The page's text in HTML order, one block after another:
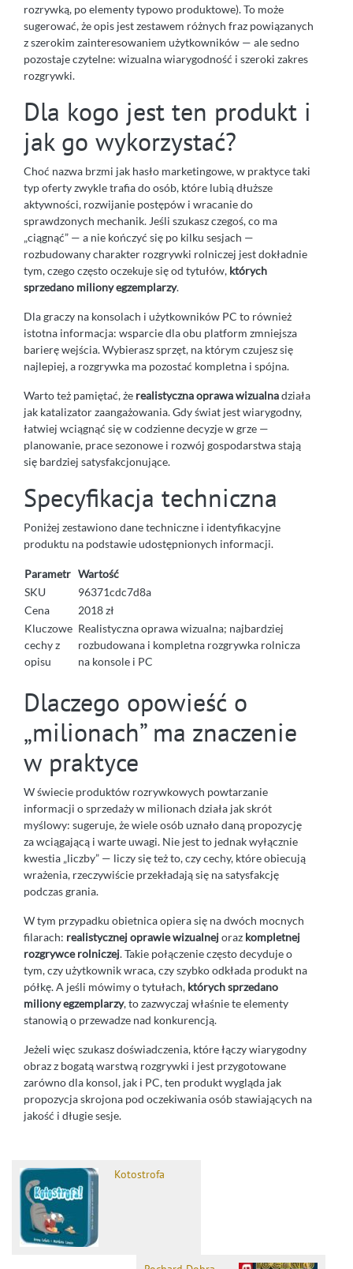
rozrywką, po elementy typowo produktowe). To może
sugerować, że opis jest zestawem różnych fraz powiązanych
z szerokim zainteresowaniem użytkowników — ale sedno
pozostaje czytelne: wizualna wiarygodność i szeroki zakres
rozgrywki.
Dla kogo jest ten produkt i
jak go wykorzystać?
Choć nazwa brzmi jak hasło marketingowe, w praktyce taki
typ oferty zwykle trafia do osób, które lubią dłuższe
aktywności, rozwijanie postępów i wracanie do
sprawdzonych mechanik. Jeśli szukasz czegoś, co ma
„ciągnąć” — a nie kończyć się po kilku sesjach —
rozbudowany charakter rozgrywki rolniczej jest dokładnie
tym, czego często oczekuje się od tytułów, których
sprzedano miliony egzemplarzy.
Dla graczy na konsolach i użytkowników PC to również
istotna informacja: wsparcie dla obu platform zmniejsza
barierę wejścia. Wybierasz sprzęt, na którym czujesz się
najlepiej, a rozgrywka ma pozostać kompletna i spójna.
Warto też pamiętać, że realistyczna oprawa wizualnadziała
jak katalizator zaangażowania. Gdy świat jest wiarygodny,
łatwiej wciągnąć się w codzienne decyzje w grze —
planowanie, prace sezonowe i rozwój gospodarstwa stają
się bardziej satysfakcjonujące.
Specyfikacja techniczna
Poniżej zestawiono dane techniczne i identyfikacyjne
produktu na podstawie udostępnionych informacji.
Parametr Wartość
SKU
96371cdc7d8a
Cena
2018 zł
Kluczowe
cechy z
opisu
Realistyczna oprawa wizualna; najbardziej
rozbudowana i kompletna rozgrywka rolnicza
na konsole i PC
Dlaczego opowieść o
„milionach” ma znaczenie
w praktyce
W świecie produktów rozrywkowych powtarzanie
informacji o sprzedaży w milionach działa jak skrót
myślowy: sugeruje, że wiele osób uznało daną propozycję
za wciągającą i warte uwagi. Nie jest to jednak wyłącznie
kwestia „liczby” — liczy się też to, czy cechy, które obiecują
wrażenia, rzeczywiście przekładają się na satysfakcję
podczas grania.
W tym przypadku obietnica opiera się na dwóch mocnych
filarach: realistycznej oprawie wizualnejoraz kompletnej
rozgrywce rolniczej. Takie połączenie często decyduje o
tym, czy użytkownik wraca, czy szybko odkłada produkt na
półkę. A jeśli mówimy o tytułach, których sprzedano
miliony egzemplarzy, to zazwyczaj właśnie te elementy
stanowią o przewadze nad konkurencją.
Jeżeli więc szukasz doświadczenia, które łączy wiarygodny
obraz z bogatą warstwą rozgrywki i jest przygotowane
zarówno dla konsol, jak i PC, ten produkt wygląda jak
propozycja skrojona pod oczekiwania osób stawiających na
jakość i długie sesje.
Kotostrofa